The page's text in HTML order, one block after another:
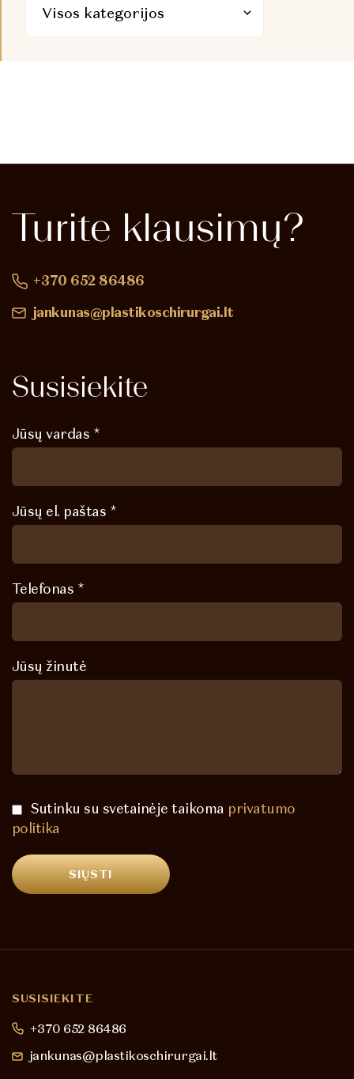
Turite klausimų?
+370 652 86486
jankunas@plastikoschirurgai.lt
Susisiekite
Jūsų vardas *
Jūsų el. paštas *
Telefonas *
Jūsų žinutė
Sutinku su svetainėje taikoma privatumo
politika
SUSISIEKITE
+370 652 86486
jankunas@plastikoschirurgai.lt